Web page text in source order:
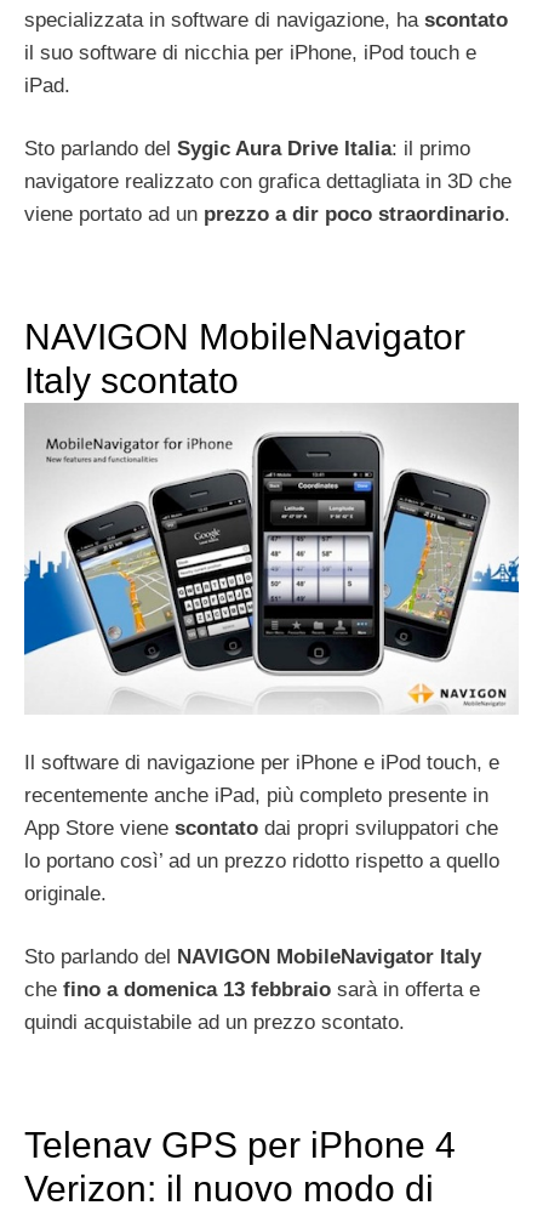
specializzata in software di navigazione, ha scontato
il suo software di nicchia per iPhone, iPod touch e
iPad.
Sto parlando del Sygic Aura Drive Italia: il primo
navigatore realizzato con grafica dettagliata in 3D che
viene portato ad un prezzo a dir poco straordinario.
NAVIGON MobileNavigator
Italy scontato
Il software di navigazione per iPhone e iPod touch, e
recentemente anche iPad, più completo presente in
App Store viene scontato dai propri sviluppatori che
lo portano così’ ad un prezzo ridotto rispetto a quello
originale.
Sto parlando del
NAVIGON MobileNavigator Italy
che fino a domenica 13 febbraio sarà in offerta e
quindi acquistabile ad un prezzo scontato.
Telenav GPS per iPhone 4
Verizon: il nuovo modo di